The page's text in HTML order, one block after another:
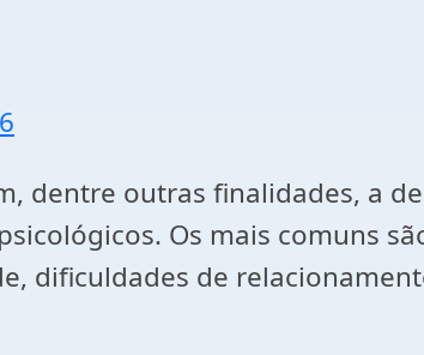
dentre outras finalidades, a
Os mais comuns
dificuldades de